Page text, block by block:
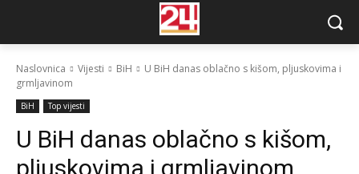
Naslovnica Vijesti BiH
U BiH danas oblačno s kišom, pljuskovima i
grmljavinom
BiH Top vijesti
U BiH danas oblačno s kišom,
pljuskovima i grmljavinom